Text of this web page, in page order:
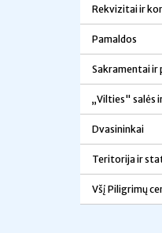
Rekvizitai ir
Pamaldos
Sakramentai ir
„Vilties" salės
Dvasininkai
Teritorija ir
Všį Piligrimų